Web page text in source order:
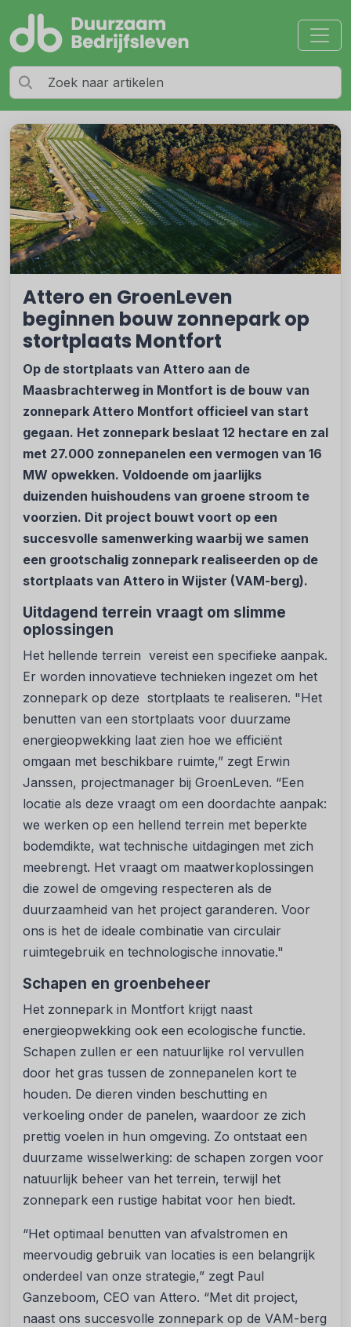
Attero en GroenLeven
beginnen bouw zonnepark op
stortplaats Montfort
Op de stortplaats van Attero aan de
Maasbrachterweg in Montfort is de bouw van
zonnepark Attero Montfort officieel van start
gegaan. Het zonnepark beslaat 12 hectare en zal
met 27.000 zonnepanelen een vermogen van 16
MW opwekken. Voldoende om jaarlijks
duizenden huishoudens van groene stroom te
voorzien. Dit project bouwt voort op een
succesvolle samenwerking waarbij we samen
een grootschalig zonnepark realiseerden op de
stortplaats van Attero in Wijster (VAM-berg).
Uitdagend terrein vraagt om slimme
oplossingen
Het hellende terrein vereist een specifieke aanpak.
Er worden innovatieve technieken ingezet om het
zonnepark op deze stortplaats te realiseren. "Het
benutten van een stortplaats voor duurzame
energieopwekking laat zien hoe we efficiënt
omgaan met beschikbare ruimte,” zegt Erwin
Janssen, projectmanager bij GroenLeven. “Een
locatie als deze vraagt om een doordachte aanpak:
we werken op een hellend terrein met beperkte
bodemdikte, wat technische uitdagingen met zich
meebrengt. Het vraagt om maatwerkoplossingen
die zowel de omgeving respecteren als de
duurzaamheid van het project garanderen. Voor
ons is het de ideale combinatie van circulair
ruimtegebruik en technologische innovatie."
Schapen en groenbeheer
Het zonnepark in Montfort krijgt naast
energieopwekking ook een ecologische functie.
Schapen zullen er een natuurlijke rol vervullen
door het gras tussen de zonnepanelen kort te
houden. De dieren vinden beschutting en
verkoeling onder de panelen, waardoor ze zich
prettig voelen in hun omgeving. Zo ontstaat een
duurzame wisselwerking: de schapen zorgen voor
natuurlijk beheer van het terrein, terwijl het
zonnepark een rustige habitat voor hen biedt.
“Het optimaal benutten van afvalstromen en
meervoudig gebruik van locaties is een belangrijk
onderdeel van onze strategie,” zegt Paul
Ganzeboom, CEO van Attero. “Met dit project,
naast ons succesvolle zonnepark op de VAM-berg